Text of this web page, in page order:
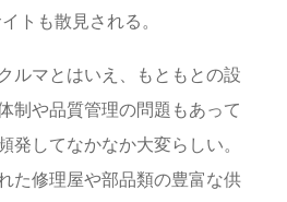
トも散見される。
ルマとはいえ、もともとの設
制や品質管理の問題もあって
発してなかなか大変らしい。
た修理屋や部品類の豊富な供